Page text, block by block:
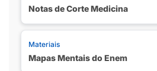
Notas de Corte Medicina
Materiais
Mapas Mentais do Enem